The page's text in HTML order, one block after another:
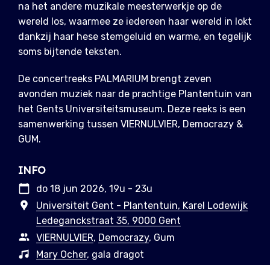
na het andere muzikale meesterwerkje op de
wereld los, waarmee ze iedereen haar wereld in lokt
dankzij haar hese stemgeluid en warme, en tegelijk
soms bijtende teksten.
De concertreeks PALMARIUM brengt zeven
avonden muziek naar de prachtige Plantentuin van
het Gents Universiteitsmuseum. Deze reeks is een
samenwerking tussen VIERNULVIER, Democrazy &
GUM.
INFO
do 18 jun 2026, 19u - 23u
Universiteit Gent - Plantentuin, Karel Lodewijk
Ledeganckstraat 35, 9000 Gent
VIERNULVIER, Democrazy, Gum
Mary Ocher, gala dragot